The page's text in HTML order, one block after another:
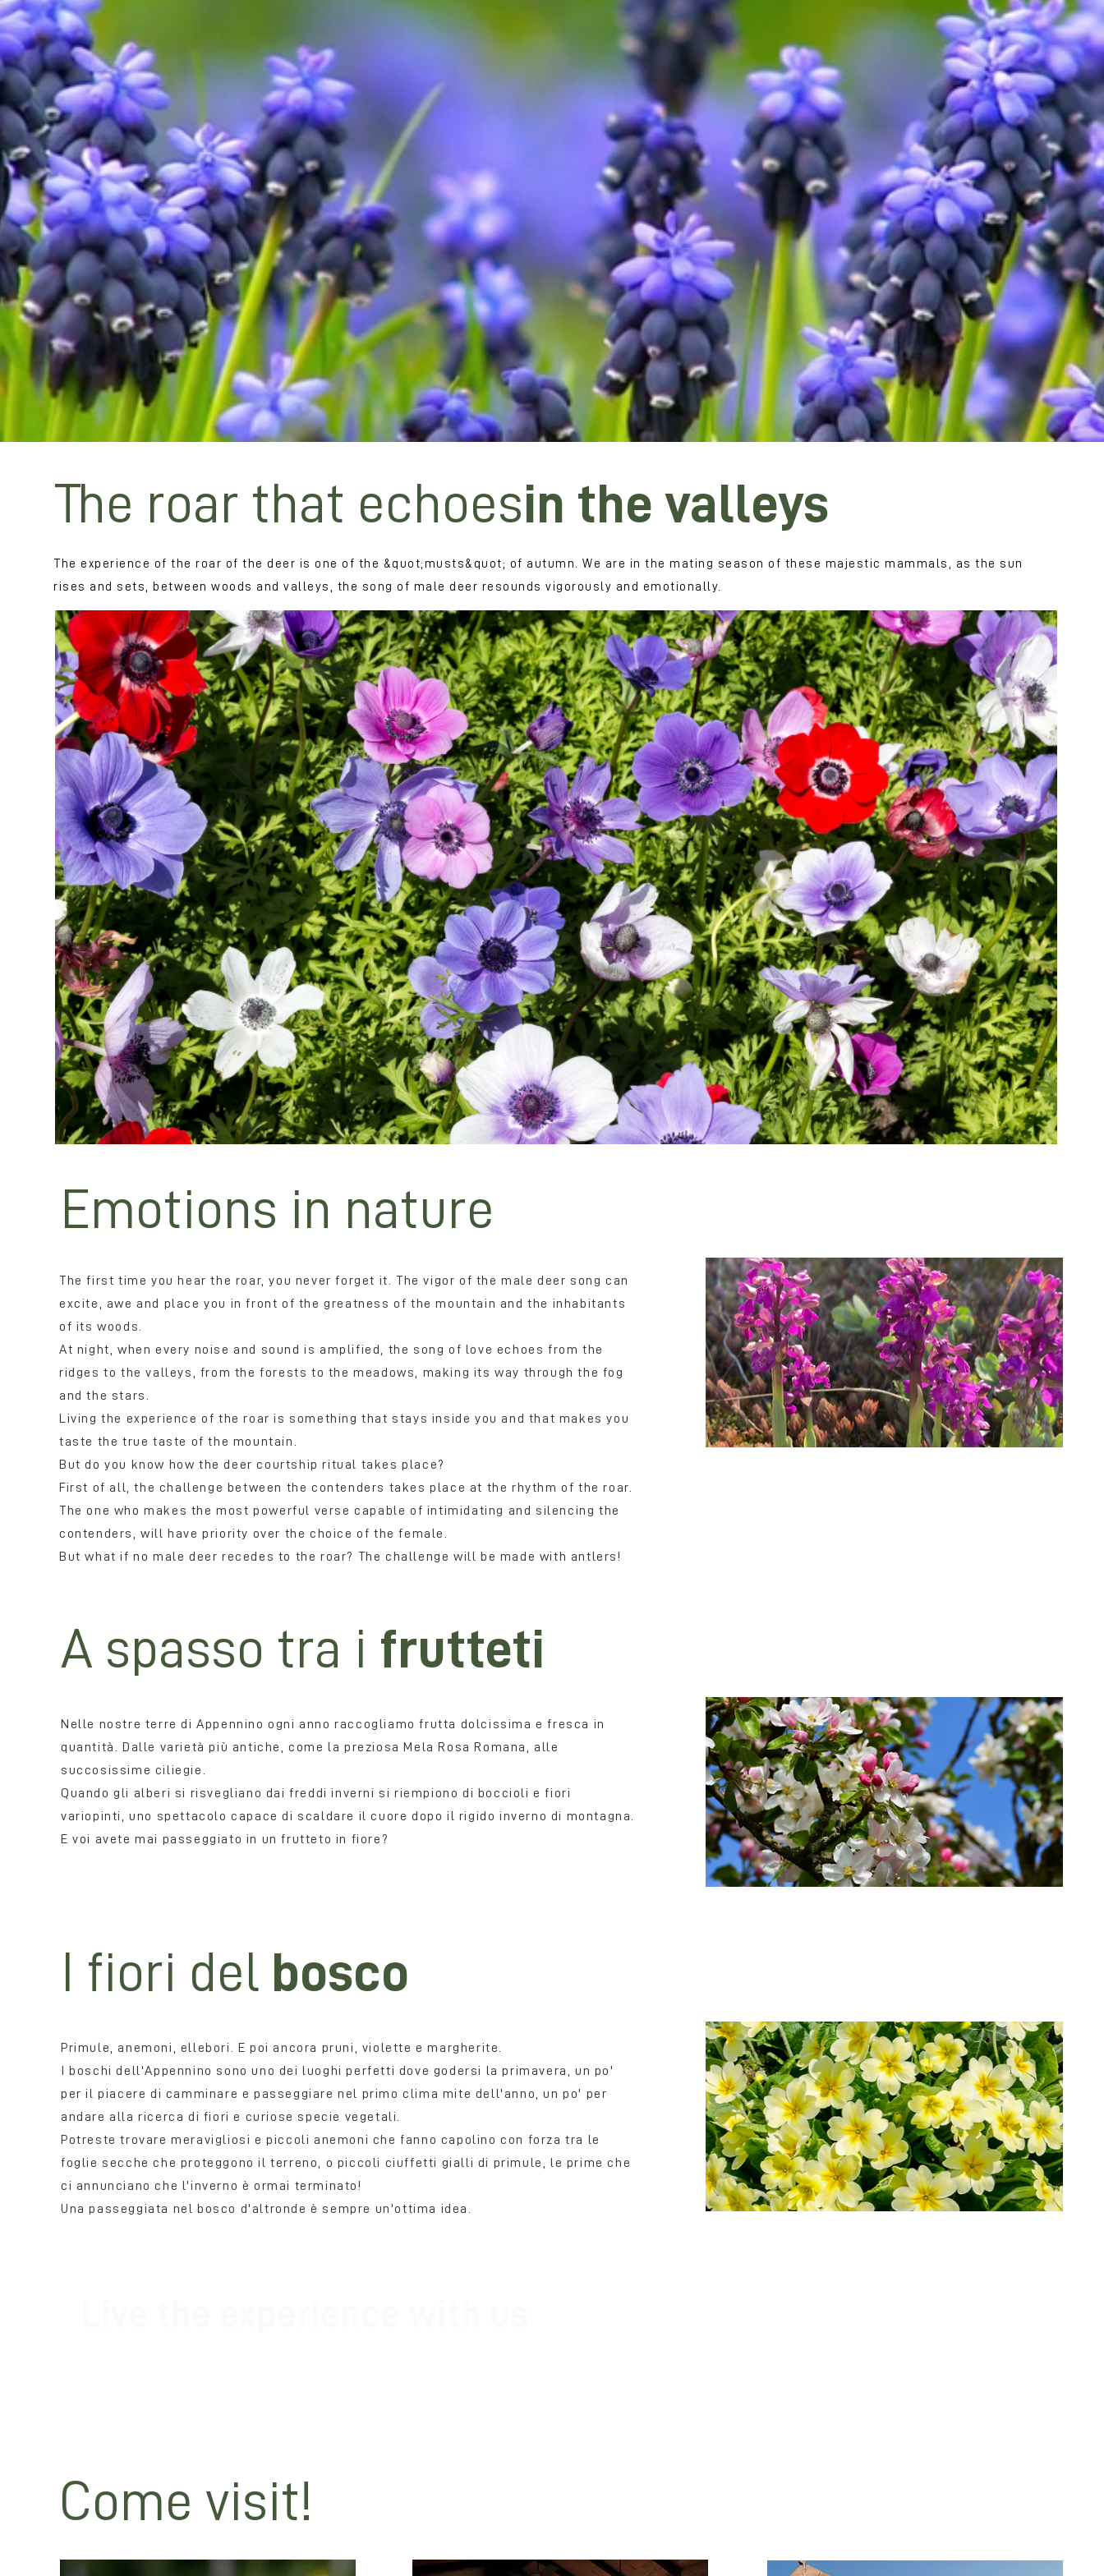
The roar that echoesin the valleys
The experience of the roar of the deer is one of the &quot;musts&quot; of autumn. We are in the mating season of these majestic mammals, as the sun
rises and sets, between woods and valleys, the song of male deer resounds vigorously and emotionally.
Emotions in nature
The first time you hear the roar, you never forget it. The vigor of the male deer song can
excite, awe and place you in front of the greatness of the mountain and the inhabitants
of its woods.
At night, when every noise and sound is amplified, the song of love echoes from the
ridges to the valleys, from the forests to the meadows, making its way through the fog
and the stars.
Living the experience of the roar is something that stays inside you and that makes you
taste the true taste of the mountain.
But do you know how the deer courtship ritual takes place?
First of all, the challenge between the contenders takes place at the rhythm of the roar.
The one who makes the most powerful verse capable of intimidating and silencing the
contenders, will have priority over the choice of the female.
But what if no male deer recedes to the roar? The challenge will be made with antlers!
A spasso tra i frutteti
Nelle nostre terre di Appennino ogni anno raccogliamo frutta dolcissima e fresca in
quantità. Dalle varietà più antiche, come la preziosa Mela Rosa Romana, alle
succosissime ciliegie.
Quando gli alberi si risvegliano dai freddi inverni si riempiono di boccioli e fiori
variopinti, uno spettacolo capace di scaldare il cuore dopo il rigido inverno di montagna.
E voi avete mai passeggiato in un frutteto in fiore?
I fiori del bosco
Primule, anemoni, ellebori. E poi ancora pruni, violette e margherite.
I boschi dell'Appennino sono uno dei luoghi perfetti dove godersi la primavera, un po'
per il piacere di camminare e passeggiare nel primo clima mite dell'anno, un po' per
andare alla ricerca di fiori e curiose specie vegetali.
Potreste trovare meravigliosi e piccoli anemoni che fanno capolino con forza tra le
foglie secche che proteggono il terreno, o piccoli ciuffetti gialli di primule, le prime che
ci annunciano che l'inverno è ormai terminato!
Una passeggiata nel bosco d'altronde è sempre un'ottima idea.
Come visit!